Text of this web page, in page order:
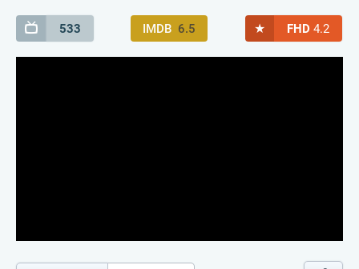
533 IMDB 6.5 ★ FHD 4.2